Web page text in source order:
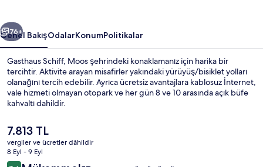
Sonraki
76+
Genel BakışOdalarKonumPolitikalar
Gasthaus Schiff, Moos şehrindeki konaklamanız için harika bir
tercihtir. Aktivite arayan misafirler yakındaki yürüyüş/bisiklet yolları
olanağını tercih edebilir. Ayrıca ücretsiz avantajlara kablosuz İnternet,
vale hizmeti olmayan otopark ve her gün 8 ve 10 arasında açık büfe
kahvaltı dahildir.
Şu
anki
fiyat
7.813 TL
7.813 TL
vergiler ve ücretler dâhildir
8 Eyl - 9 Eyl